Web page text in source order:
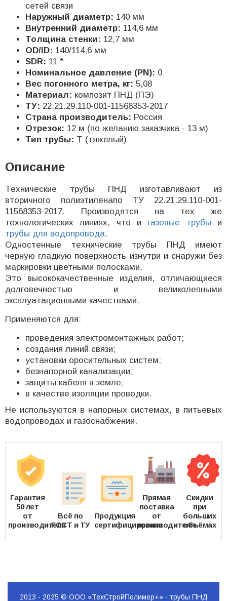
сетей связи
Наружный диаметр: 140 мм
Внутренний диаметр: 114,6 мм
Толщина стенки: 12,7 мм
OD/ID: 140/114,6 мм
SDR: 11 *
Номинальное давление (PN): 0
Вес погонного метра, кг: 5,08
Материал: композит ПНД (ПЭ)
ТУ: 22.21.29.110-001-11568353-2017
Страна производитель: Россия
Отрезок: 12 м (по желанию заказчика - 13 м)
Тип трубы: Т (тяжелый)
Описание
Технические трубы ПНД изготавливают из
вторичного полиэтиленапо ТУ 22.21.29.110-001-
11568353-2017. Производятся на тех же
технологических линиях, что и газовые трубы и
трубы для водопровода.
Одностенные технические трубы ПНД имеют
черную гладкую поверхность изнутри и снаружи без
маркировки цветными полосками.
Это высококачественные изделия, отличающиеся
долговечностью и великолепными
эксплуатационными качествами.
Применяются для:
проведения электромонтажных работ;
создания линий связи;
установки оросительных систем;
безнапорной канализации;
защиты кабеля в земле;
в качестве изоляции проводки.
Не используются в напорных системах, в питьевых
водопроводах и газоснабжении.
Гарантия
50 лет
от
производителя
Всё по
ГОСТ и ТУ
Продукция
сертифицирована
Прямая
поставка
от
производителя
Скидки
при
больших
объёмах
2013 - 2025 © ООО «ТехСтройПолимер+» - трубы ПНД